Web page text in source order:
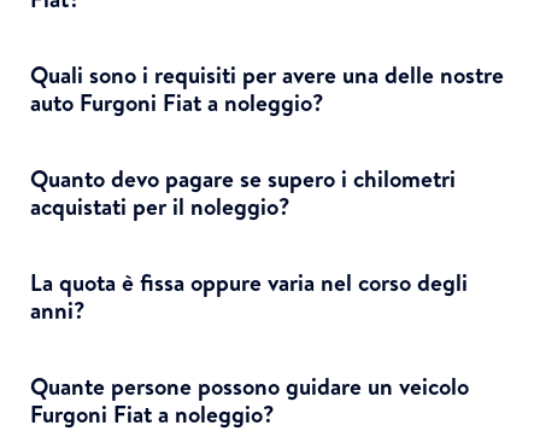
Quali sono i requisiti per avere una delle nostre
auto Furgoni Fiat a noleggio?
Quanto devo pagare se supero i chilometri
acquistati per il noleggio?
La quota è fissa oppure varia nel corso degli
anni?
Quante persone possono guidare un veicolo
Furgoni Fiat a noleggio?